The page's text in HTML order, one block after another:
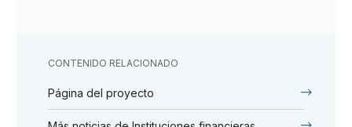
CONTENIDO RELACIONADO
Página del proyecto